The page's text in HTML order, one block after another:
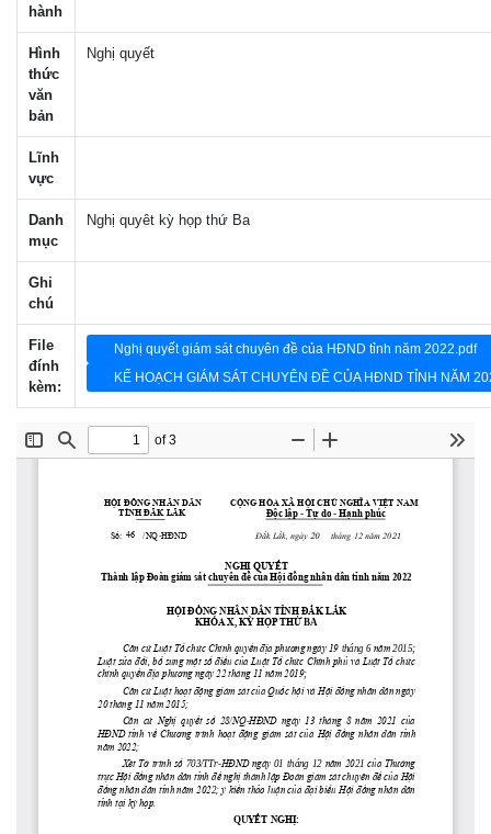
hành
Hình
thức
văn
bản
Nghị quyết
Lĩnh
vực
Danh
mục
Nghị quyêt kỳ họp thứ Ba
Ghi
chú
File
đính
kèm:
Nghị quyết giám sát chuyên đề của HĐND tỉnh năm 2022.pdf
KẾ HOẠCH GIÁM SÁT CHUYÊN ĐỀ CỦA HĐND TỈNH NĂM